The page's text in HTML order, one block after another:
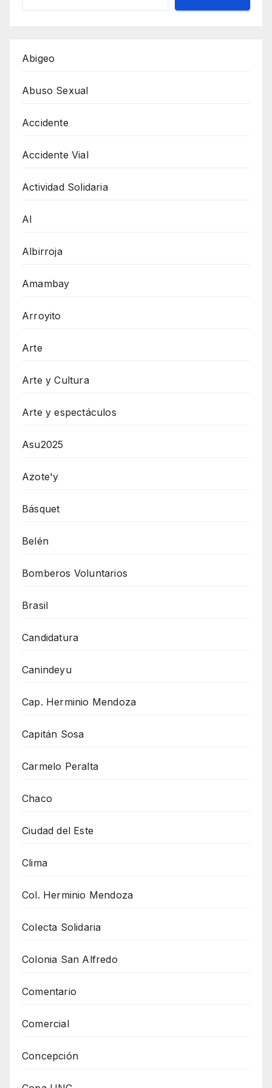
Abigeo
Abuso Sexual
Accidente
Accidente Vial
Actividad Solidaria
AI
Albirroja
Amambay
Arroyito
Arte
Arte y Cultura
Arte y espectáculos
Asu2025
Azote'y
Básquet
Belén
Bomberos Voluntarios
Brasil
Candidatura
Canindeyu
Cap. Herminio Mendoza
Capitán Sosa
Carmelo Peralta
Chaco
Ciudad del Este
Clima
Col. Herminio Mendoza
Colecta Solidaria
Colonia San Alfredo
Comentario
Comercial
Concepción